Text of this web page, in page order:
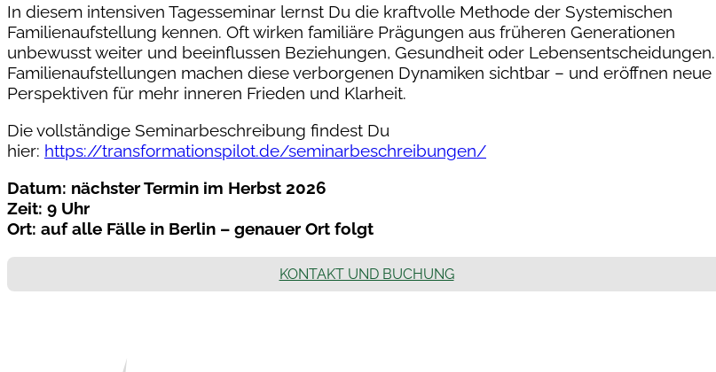
In diesem intensiven Tagesseminar lernst Du die kraftvolle Methode der Systemischen
Familienaufstellung kennen. Oft wirken familiäre Prägungen aus früheren Generationen
unbewusst weiter und beeinflussen Beziehungen, Gesundheit oder Lebensentscheidungen.
Familienaufstellungen machen diese verborgenen Dynamiken sichtbar – und eröffnen neue
Perspektiven für mehr inneren Frieden und Klarheit.
Die vollständige Seminarbeschreibung findest Du
hier: https://transformationspilot.de/seminarbeschreibungen/
Datum: nächster Termin im Herbst 2026
Zeit: 9 Uhr
Ort: auf alle Fälle in Berlin – genauer Ort folgt
KONTAKT UND BUCHUNG